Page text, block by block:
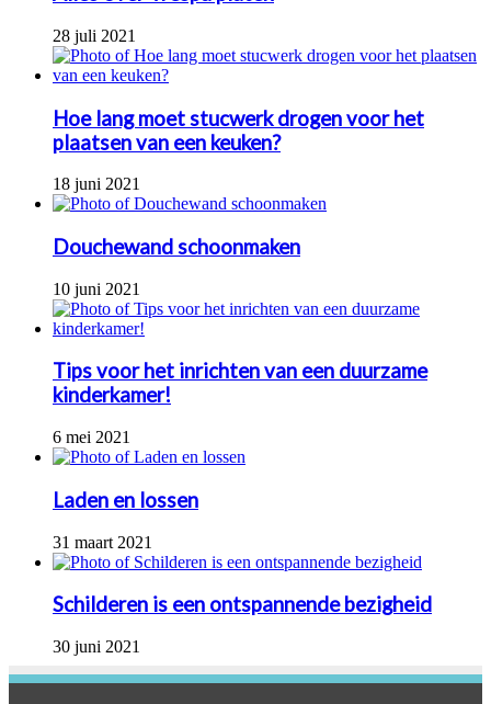
28 juli 2021
Hoe lang moet stucwerk drogen voor het
plaatsen van een keuken?
18 juni 2021
Douchewand schoonmaken
10 juni 2021
Tips voor het inrichten van een duurzame
kinderkamer!
6 mei 2021
Laden en lossen
31 maart 2021
Schilderen is een ontspannende bezigheid
30 juni 2021